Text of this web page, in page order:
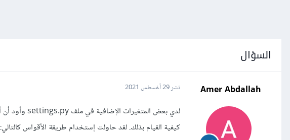
السؤال
Amer Abdallah نشر29 أغسطس 2021
كيفية القيام بذلك. لقد حاولت إستخدام طريقة الأقواس كالتالي: